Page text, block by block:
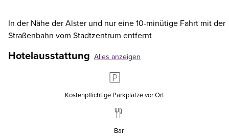
In der Nähe der Alster und nur eine 10-minütige Fahrt mit der
Straßenbahn vom Stadtzentrum entfernt
Hotelausstattung Alles anzeigen
Kostenpflichtige Parkplätze vor Ort
Bar